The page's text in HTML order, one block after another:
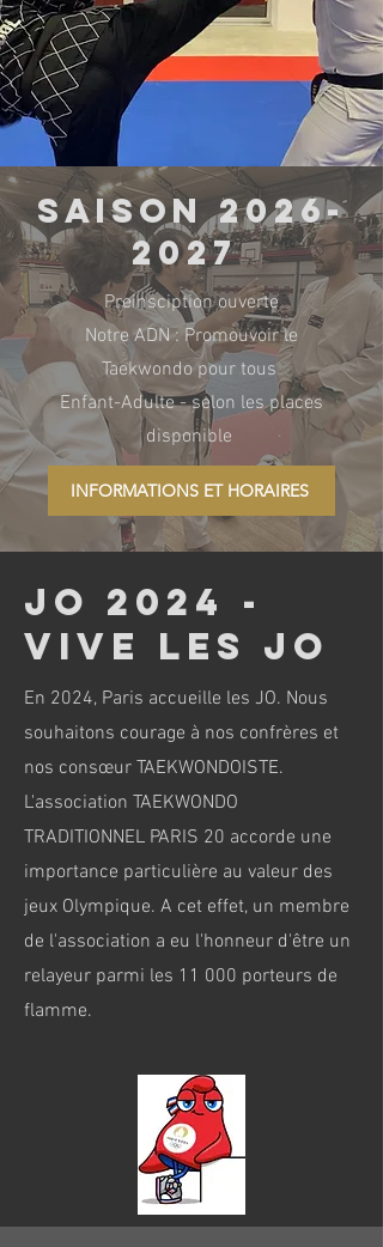
saison2026-
2027
Preinsciption ouverte
Notre ADN : Promouvoir le
Taekwondo pour tous
Enfant-Adulte - selon les places
disponible
INFORMATIONS ET HORAIRES
JO 2024 -
VIVE LEs jo
En 2024, Paris accueille les JO. Nous
souhaitons courage à nos confrères et
nos consœur TAEKWONDOISTE.
L'association TAEKWONDO
TRADITIONNEL PARIS 20 accorde une
importance particulière au valeur des
jeux Olympique. A cet effet, un membre
de l'association a eu l'honneur d'être un
relayeur parmi les 11 000 porteurs de
flamme.